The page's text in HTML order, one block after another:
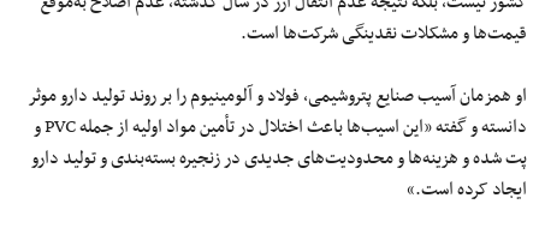
قیمت‌ها و مشکلات نقدینگی شرکت‌ها است.
او همزمان آسیب صنایع پتروشیمی، فولاد و آلومینیوم را بر روند تولید دارو موثر
دانسته و گفته «این اسیب‌ها باعث اختلال در تأمین مواد اولیه از جمله PVC و
پت شده و هزینه‌ها و محدودیت‌های جدیدی در زنجیره بسته‌بندی و تولید دارو
ایجاد کرده است.»